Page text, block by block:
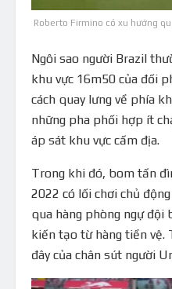
Roberto Firmino có xu hướng
Ngôi sao người Brazil
khu vực 16m50 của đối
cách quay lưng về phía
những pha phối hợp ít
áp sát khu vực cấm địa.
Trong khi đó, bom tấn
2022 có lối chơi chủ
qua hàng phòng ngự đội
kiến tạo từ hàng tiền vệ.
đây của chân sút người